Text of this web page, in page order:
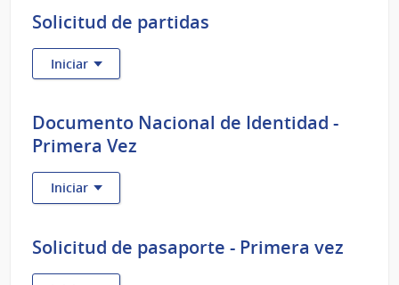
Solicitud de partidas
Iniciar:
Solicitud
partidas
Documento Nacional de Identidad -
Primera Vez
Iniciar:
Documento
de
Identidad
-
Solicitud de pasaporte - Primera vez